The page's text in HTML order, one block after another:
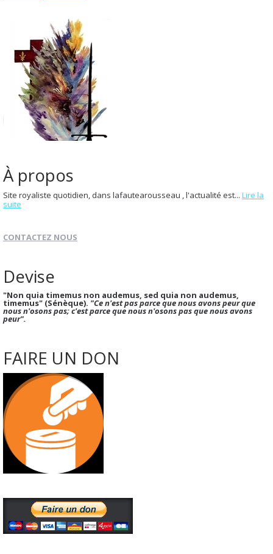
À propos
Site royaliste quotidien, dans lafautearousseau , l'actualité est... Lire la
suite
CONTACTEZ NOUS
Devise
"Non quia timemus non audemus, sed quia non audemus,
timemus" (Sénèque). "Ce n'est pas parce que nous avons peur que
nous n'osons pas; c'est parce que nous n'osons pas que nous avons
peur".
FAIRE UN DON